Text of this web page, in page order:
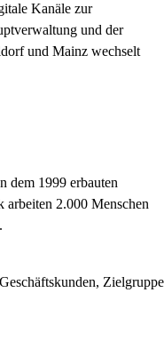
Kanäle zur
und der
und Mainz wechselt
dem 1999 erbauten
arbeiten 2.000 Menschen
Zielgruppe